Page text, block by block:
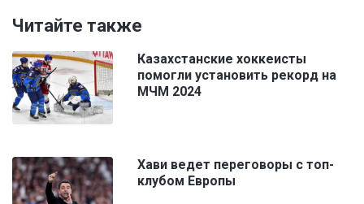
Читайте также
Казахстанские хоккеисты
помогли установить рекорд на
МЧМ 2024
Хави ведет переговоры с топ-
клубом Европы